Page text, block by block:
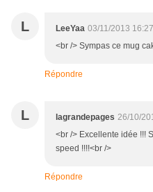
L LeeYaa 03/11/2013 16:27
<br /> Sympas ce mug
Répondre
L lagrandepages 26/10/
<br /> Excellente idée !!!
speed !!!!<br />
Répondre